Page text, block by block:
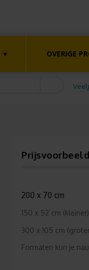
OVERIGE
Prijsvoorbeeld
200 x 70 cm
150 x 52 cm (kleiner)
300 x 105 cm
Formaten kun je